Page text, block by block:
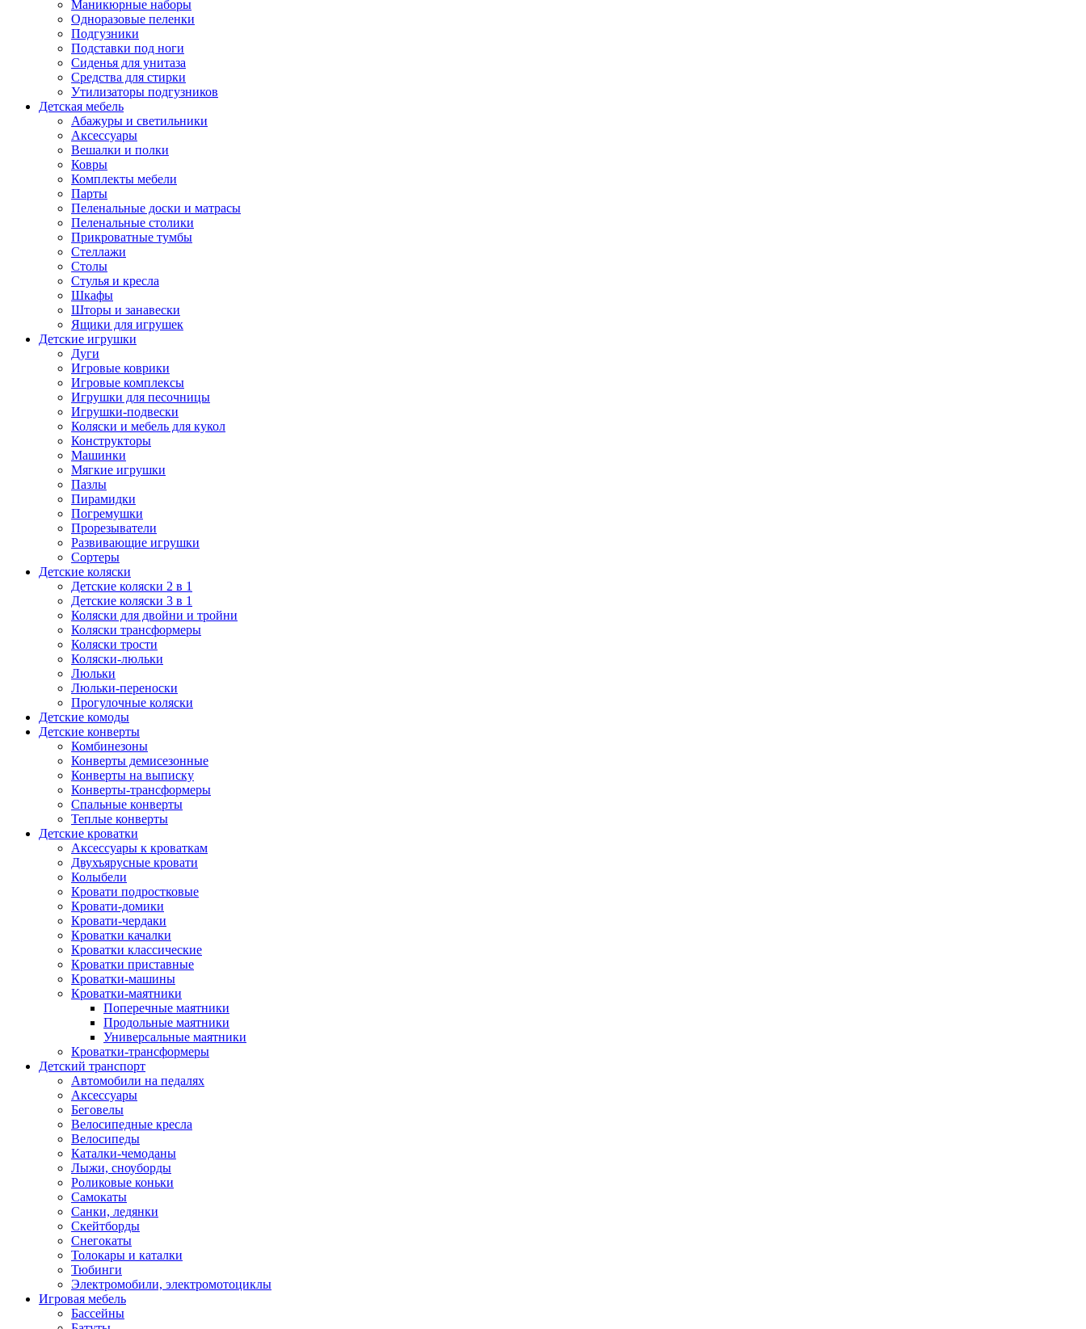
Маникюрные наборы
Одноразовые пеленки
Подгузники
Подставки под ноги
Сиденья для унитаза
Средства для стирки
Утилизаторы подгузников
Детская мебель
Абажуры и светильники
Аксессуары
Вешалки и полки
Ковры
Комплекты мебели
Парты
Пеленальные доски и матрасы
Пеленальные столики
Прикроватные тумбы
Стеллажи
Столы
Стулья и кресла
Шкафы
Шторы и занавески
Ящики для игрушек
Детские игрушки
Дуги
Игровые коврики
Игровые комплексы
Игрушки для песочницы
Игрушки-подвески
Коляски и мебель для кукол
Конструкторы
Машинки
Мягкие игрушки
Пазлы
Пирамидки
Погремушки
Прорезыватели
Развивающие игрушки
Сортеры
Детские коляски
Детские коляски 2 в 1
Детские коляски 3 в 1
Коляски для двойни и тройни
Коляски трансформеры
Коляски трости
Коляски-люльки
Люльки
Люльки-переноски
Прогулочные коляски
Детские комоды
Детские конверты
Комбинезоны
Конверты демисезонные
Конверты на выписку
Конверты-трансформеры
Спальные конверты
Теплые конверты
Детские кроватки
Аксессуары к кроваткам
Двухъярусные кровати
Колыбели
Кровати подростковые
Кровати-домики
Кровати-чердаки
Кроватки качалки
Кроватки классические
Кроватки приставные
Кроватки-машины
Кроватки-маятники
Поперечные маятники
Продольные маятники
Универсальные маятники
Кроватки-трансформеры
Детский транспорт
Автомобили на педалях
Аксессуары
Беговелы
Велосипедные кресла
Велосипеды
Каталки-чемоданы
Лыжи, сноуборды
Роликовые коньки
Самокаты
Санки, ледянки
Скейтборды
Снегокаты
Толокары и каталки
Тюбинги
Электромобили, электромотоциклы
Игровая мебель
Бассейны